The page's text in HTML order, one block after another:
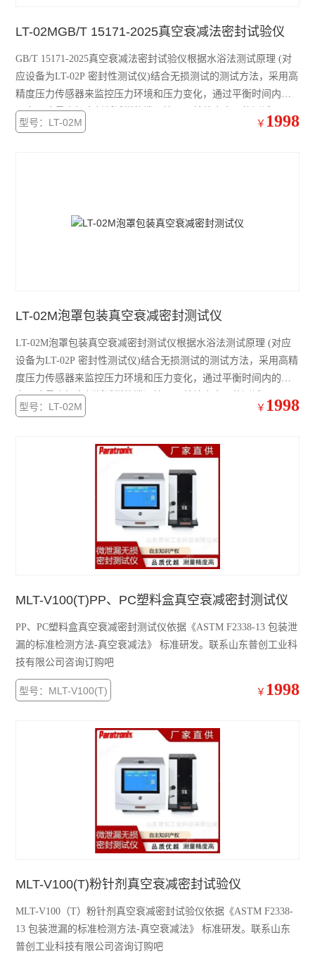
LT-02MGB/T 15171-2025真空衰减法密封试验仪
GB/T 15171-2025真空衰减法密封试验仪根据水浴法测试原理 (对
应设备为LT-02P 密封性测试仪)结合无损测试的测试方法，采用高
精度压力传感器来监控压力环境和压力变化，通过平衡时间内的
压力下降量来初步判断试样的泄漏情况，并结合夹具的测试原
理，可以总体判断试样的泄漏情况。
型号：LT-02M ￥ 1998
LT-02M泡罩包装真空衰减密封测试仪
LT-02M泡罩包装真空衰减密封测试仪根据水浴法测试原理 (对应
设备为LT-02P 密封性测试仪)结合无损测试的测试方法，采用高精
度压力传感器来监控压力环境和压力变化，通过平衡时间内的压
力下降量来初步判断试样的泄漏情况，并结合夹具的测试原理，
可以总体判断试样的泄漏情况。
型号：LT-02M ￥ 1998
MLT-V100(T)PP、PC塑料盒真空衰减密封测试仪
PP、PC塑料盒真空衰减密封测试仪依据《ASTM F2338-13 包装泄
漏的标准检测方法-真空衰减法》 标准研发。联系山东普创工业科
技有限公司咨询订购吧
型号：MLT-V100(T) ￥ 1998
MLT-V100(T)粉针剂真空衰减密封试验仪
MLT-V100（T）粉针剂真空衰减密封试验仪依据《ASTM F2338-
13 包装泄漏的标准检测方法-真空衰减法》 标准研发。联系山东
普创工业科技有限公司咨询订购吧